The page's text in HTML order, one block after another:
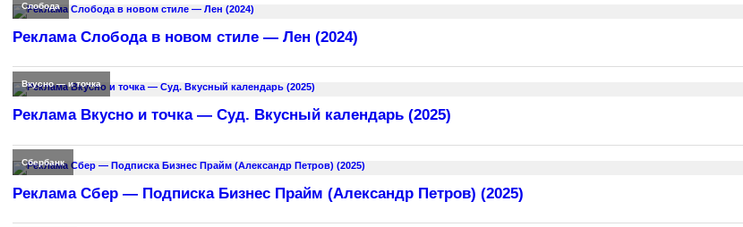
Слобода
Реклама Слобода в новом стиле — Лен (2024)
Вкусно — и точка
Реклама Вкусно и точка — Суд. Вкусный календарь (2025)
Сбербанк
Реклама Сбер — Подписка Бизнес Прайм (Александр Петров) (2025)